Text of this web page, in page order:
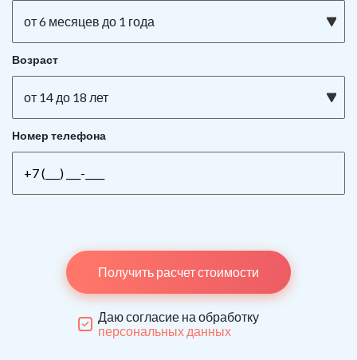
от 6 месяцев до 1 года
Возраст
от 14 до 18 лет
Номер телефона
Получить расчет стоимости
Даю согласие на обработку
персональных данных